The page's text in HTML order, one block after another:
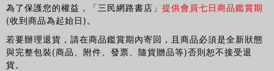
後記
附錄：朱元璋年表
「在數的難逃」的老話，還是逃命要緊。各村莊的人攜兒帶女，只
要有親戚朋友家可投奔的，連家裡的病人都顧不得了。不過幾天工
夫，太平鄉數得出的十幾個村子，便鬧得人煙寥落，雞犬聲稀，顯
出一片淒涼暗淡的景象。
為了保護您的權益，「三民網路書店」 提供會員七日商品鑑賞期
(收到商品為起始日)。
若要辦理退貨，請在商品鑑賞期內寄回，且商品必須是全新狀態
與完整包裝(商品、附件、發票、隨貨贈品等)否則恕不接受退
貨。